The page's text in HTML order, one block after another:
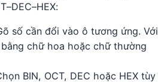
số cần đổi vào ô tương ứng. Với
chữ hoa hoặc chữ thường
BIN, OCT, DEC hoặc HEX tùy